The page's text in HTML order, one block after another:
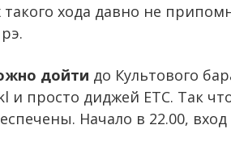
такого хода давно не
дойти до Культового
и просто диджей ETC. Так
Начало в 22.00, вход